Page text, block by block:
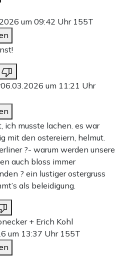
um 09:42 Uhr 155T
06.03.2026 um 11:21 Uhr
ich musste lachen. es war
mit den ostereiern, helmut.
?- warum werden unsere
auch bloss immer
? ein lustiger ostergruss
als beleidigung.
+ Erich Kohl
um 13:37 Uhr 155T